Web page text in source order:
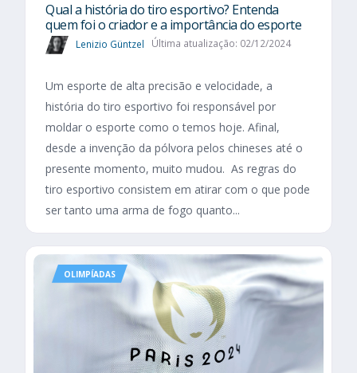
Qual a história do tiro esportivo? Entenda
quem foi o criador e a importância do esporte
Lenizio Güntzel Última atualização: 02/12/2024
Um esporte de alta precisão e velocidade, a
história do tiro esportivo foi responsável por
moldar o esporte como o temos hoje. Afinal,
desde a invenção da pólvora pelos chineses até o
presente momento, muito mudou. As regras do
tiro esportivo consistem em atirar com o que pode
ser tanto uma arma de fogo quanto...
OLIMPÍADAS